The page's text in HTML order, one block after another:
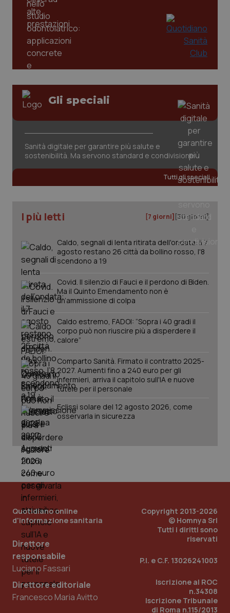
Gli speciali
Sanità digitale per garantire più salute e
sostenibilità. Ma servono standard e condivisione
Tutti gli speciali
I più letti [7 giorni] [30 giorni]
Caldo, segnali di lenta ritirata dell'ondata: il 7
agosto restano 26 città da bollino rosso, l'8
scendono a 19
Covid. Il silenzio di Fauci e il perdono di Biden.
Ma il Quinto Emendamento non è
un’ammissione di colpa
Caldo estremo, FADOI: “Sopra i 40 gradi il
corpo può non riuscire più a disperdere il
calore”
Comparto Sanità. Firmato il contratto 2025-
2027. Aumenti fino a 240 euro per gli
infermieri, arriva il capitolo sull'IA e nuove
tutele per il personale
Eclissi solare del 12 agosto 2026, come
osservarla in sicurezza
Quotidiano online
d'informazione sanitaria
Direttore
responsabile
Luciano Fassari
Direttore editoriale
Francesco Maria Avitto
Copyright 2013-2026
© Homnya Srl
Tutti i diritti sono
riservati
P.I. e C.F. 13026241003
Iscrizione al ROC
n.34308
Iscrizione Tribunale
di Roma n.115/2013
tracking-enable
session-id
www.quotidianosanita.it